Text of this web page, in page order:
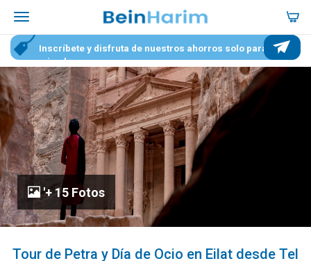
Inscríbete y disfruta de nuestros ahorros solo para
miembros
'+ 15 Fotos
Tour de Petra y Día de Ocio en Eilat desde Tel